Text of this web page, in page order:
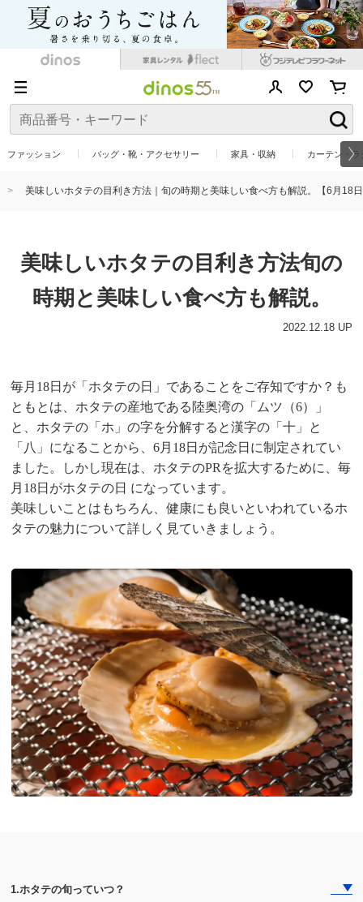
ファッション バッグ・靴・アクセサリー 家具・収納 カーテン・
美味しいホタテの目利き方法｜旬の時期と美味しい食べ方も解説。【6月18
美味しいホタテの目利き方法旬の
時期と美味しい食べ方も解説。
2022.12.18 UP
毎月18日が「ホタテの日」であることをご存知ですか？も
ともとは、ホタテの産地である陸奥湾の「ムツ（6）」
と、ホタテの「ホ」の字を分解すると漢字の「十」と
「八」になることから、6月18日が記念日に制定されてい
ました。しかし現在は、ホタテのPRを拡大するために、毎
月18日がホタテの日 になっています。
美味しいことはもちろん、健康にも良いといわれているホ
タテの魅力について詳しく見ていきましょう。
1.ホタテの旬っていつ？